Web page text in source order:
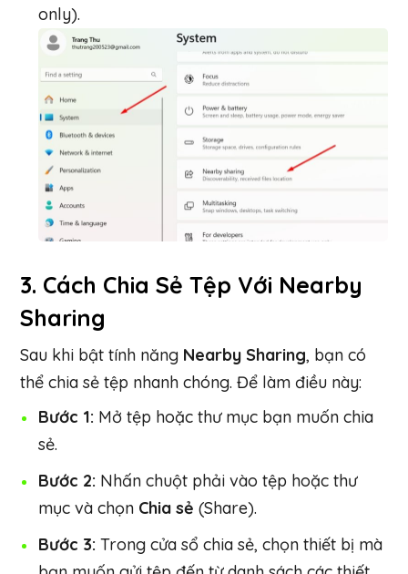
only).
3. Cách Chia Sẻ Tệp Với Nearby
Sharing
Sau khi bật tính năng Nearby Sharing, bạn có
thể chia sẻ tệp nhanh chóng. Để làm điều này:
Bước 1: Mở tệp hoặc thư mục bạn muốn chia
sẻ.
Bước 2: Nhấn chuột phải vào tệp hoặc thư
mục và chọn Chia sẻ (Share).
Bước 3: Trong cửa sổ chia sẻ, chọn thiết bị mà